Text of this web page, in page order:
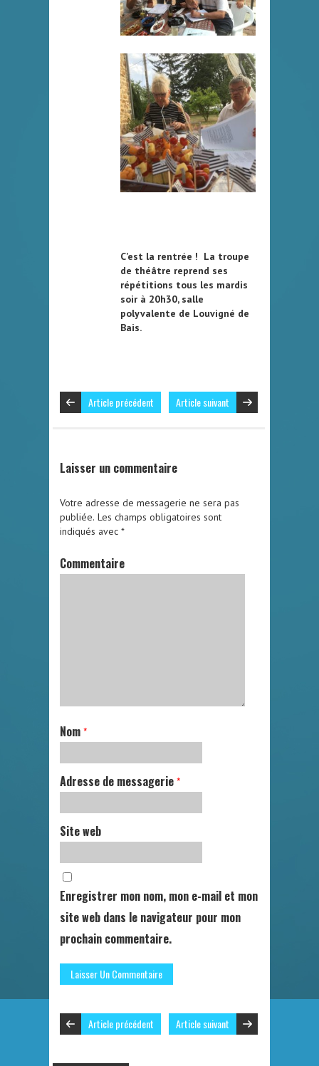
C’est la rentrée ! La troupe
de théâtre reprend ses
répétitions tous les mardis
soir à 20h30, salle
polyvalente de Louvigné de
Bais.
Article précédent Article suivant
Laisser un commentaire
Votre adresse de messagerie ne sera pas
publiée. Les champs obligatoires sont
indiqués avec *
Commentaire
Nom *
Adresse de messagerie *
Site web
Enregistrer mon nom, mon e-mail et mon
site web dans le navigateur pour mon
prochain commentaire.
Article précédent Article suivant